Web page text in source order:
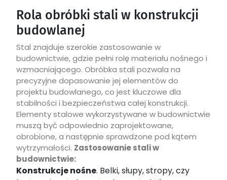
Rola obróbki stali w konstrukcji
budowlanej
Stal znajduje szerokie zastosowanie w
budownictwie, gdzie pełni rolę materiału nośnego i
wzmacniającego. Obróbka stali pozwala na
precyzyjne dopasowanie jej elementów do
projektu budowlanego, co jest kluczowe dla
stabilności i bezpieczeństwa całej konstrukcji.
Elementy stalowe wykorzystywane w budownictwie
muszą być odpowiednio zaprojektowane,
obrobione, a następnie sprawdzone pod kątem
wytrzymałości. Zastosowanie stali w
budownictwie:
Konstrukcje nośne. Belki, słupy, stropy, czy